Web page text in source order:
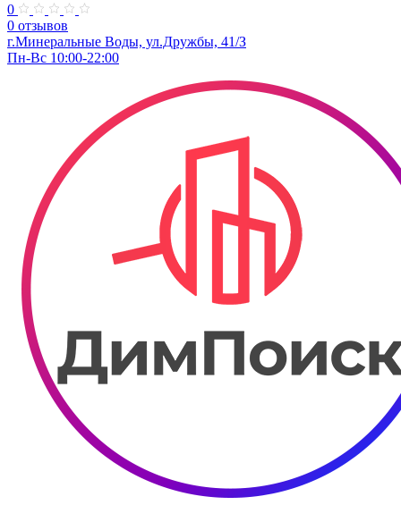
0
0 отзывов
г.Минеральные Воды, ул.Дружбы, 41/З
Пн-Вс 10:00-22:00